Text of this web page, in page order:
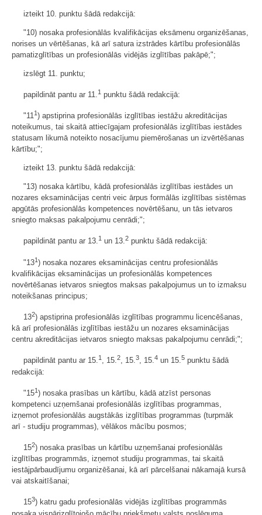
izteikt 10. punktu šādā redakcijā:
"10) nosaka profesionālās kvalifikācijas eksāmenu organizēšanas,
norises un vērtēšanas, kā arī satura izstrādes kārtību profesionālās
pamatizglītības un profesionālās vidējās izglītības pakāpē;";
izslēgt 11. punktu;
papildināt pantu ar 11. 1 punktu šādā redakcijā:
"111) apstiprina profesionālās izglītības iestāžu akreditācijas
noteikumus, tai skaitā attiecīgajam profesionālās izglītības iestādes
statusam likumā noteikto nosacījumu piemērošanas un izvērtēšanas
kārtību;";
izteikt 13. punktu šādā redakcijā:
"13) nosaka kārtību, kādā profesionālās izglītības iestādes un
nozares eksaminācijas centri veic ārpus formālās izglītības sistēmas
apgūtās profesionālās kompetences novērtēšanu, un tās ietvaros
sniegto maksas pakalpojumu cenrādi;";
papildināt pantu ar 13.1 un 13.2 punktu šādā redakcijā:
"131) nosaka nozares eksaminācijas centru profesionālās
kvalifikācijas eksaminācijas un profesionālās kompetences
novērtēšanas ietvaros sniegtos maksas pakalpojumus un to izmaksu
noteikšanas principus;
132) apstiprina profesionālās izglītības programmu licencēšanas,
kā arī profesionālās izglītības iestāžu un nozares eksaminācijas
centru akreditācijas ietvaros sniegto maksas pakalpojumu cenrādi;";
papildināt pantu ar 15.1 , 15.2, 15.3, 15.4 un 15.5 punktu šādā
redakcijā:
"151) nosaka prasības un kārtību, kādā atzīst personas
kompetenci uzņemšanai profesionālās izglītības programmas,
izņemot profesionālās augstākās izglītības programmas (turpmāk
arī - studiju programmas), vēlākos mācību posmos;
152) nosaka prasības un kārtību uzņemšanai profesionālās
izglītības programmās, izņemot studiju programmas, tai skaitā
iestājpārbaudījumu organizēšanai, kā arī pārcelšanai nākamajā kursā
vai atskaitīšanai;
153) katru gadu profesionālās vidējās izglītības programmās
nosaka vispārizglītojošo mācību priekšmetu valsts noslēguma